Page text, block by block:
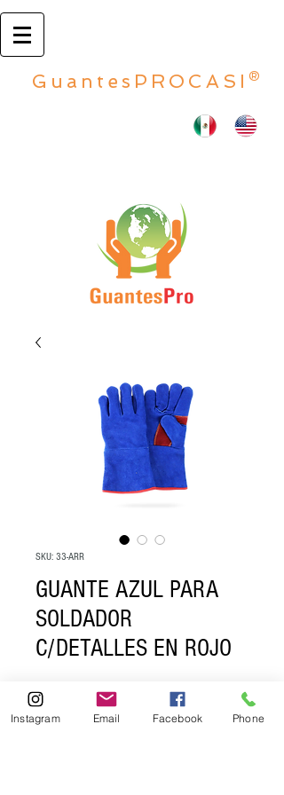
GuantesPROCASI®
SKU: 33-ARR
GUANTE AZUL PARA
SOLDADOR
C/DETALLES EN ROJO
Si esta interesado en comprar con
nosotros favor de mandar un correo a:
Instagram Email Facebook Phone